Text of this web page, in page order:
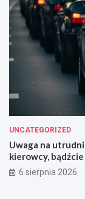
UNCATEGORIZED
Uwaga na
kierowcy,
6 sierpnia 2026